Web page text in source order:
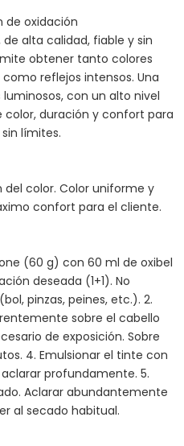
de oxidación
alta calidad, fiable y sin
obtener tanto colores
reflejos intensos. Una
con un alto nivel
duración y confort para
límites.
color. Color uniforme y
confort para el cliente.
(60 g) con 60 ml de oxibel
deseada (1+1). No
pinzas, peines, etc.). 2.
sobre el cabello
de exposición. Sobre
4. Emulsionar el tinte con
profundamente. 5.
Aclarar abundantemente
al secado habitual.